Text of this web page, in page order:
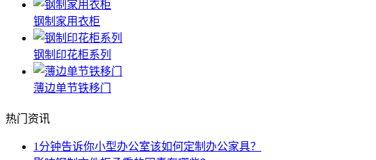
钢制家用衣柜
钢制印花柜系列
薄边单节铁移门
热门资讯
1分钟告诉你小型办公室该如何定制办公家具？